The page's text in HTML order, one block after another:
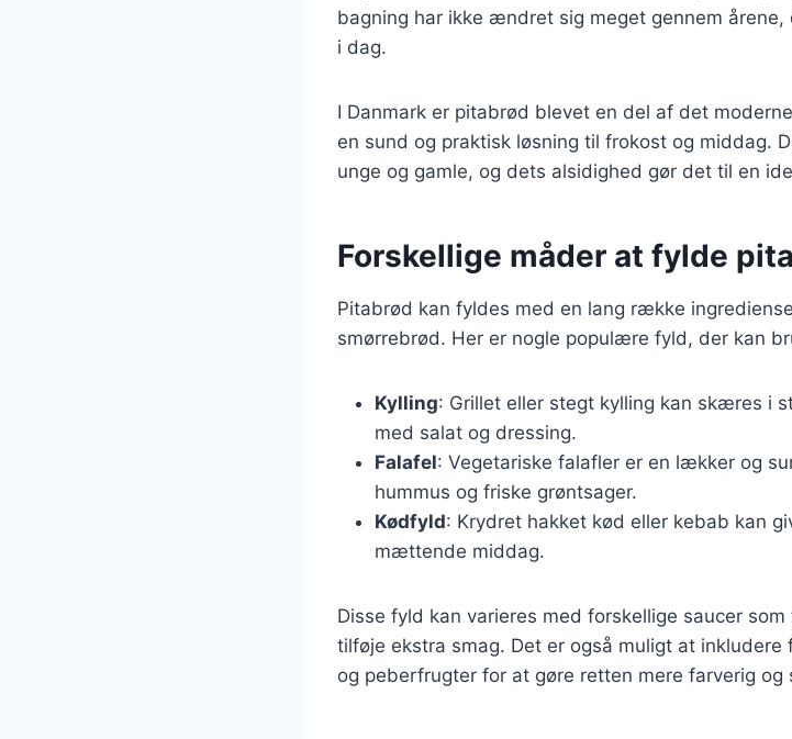
bagning har ikke ændret sig meget gennem
i dag.
I Danmark er pitabrød blevet en del af det
en sund og praktisk løsning til frokost og middag.
unge og gamle, og dets alsidighed gør det til en
Forskellige måder at fylde
Pitabrød kan fyldes med en lang række
smørrebrød. Her er nogle populære fyld, der kan
Kylling: Grillet eller stegt kylling kan skæres i
med salat og dressing.
Falafel: Vegetariske falafler er en lækker og
hummus og friske grøntsager.
Kødfyld: Krydret hakket kød eller kebab kan
mættende middag.
Disse fyld kan varieres med forskellige saucer
tilføje ekstra smag. Det er også muligt at
og peberfrugter for at gøre retten mere farverig og